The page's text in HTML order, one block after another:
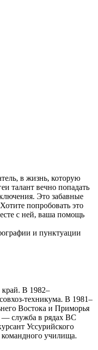
в жизнь, которую
талант вечно попадать
Это забавные
попробовать это
с ней, ваша помощь
и пунктуации
край. В 1982–
техникума. В 1981–
Востока и Приморья
— служба в рядах ВС
Уссурийского
училища.